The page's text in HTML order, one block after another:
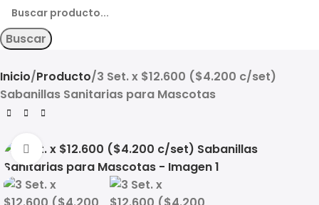
Buscar
Inicio Producto 3 Set. x $12.600 ($4.200 c/set)
Sabanillas Sanitarias para Mascotas
Click to enlarge